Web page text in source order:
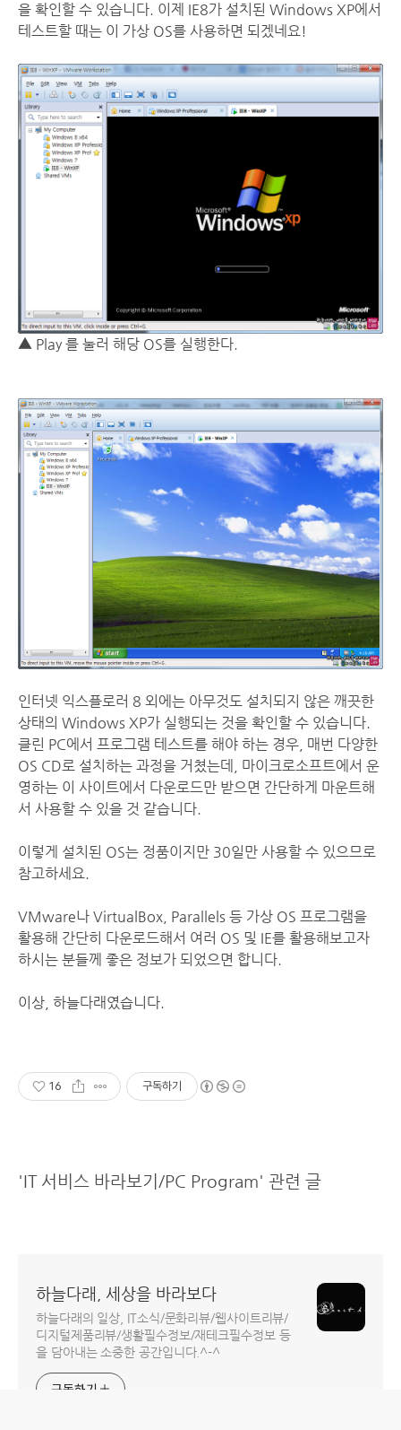
을 확인할 수 있습니다. 이제 IE8가 설치된 Windows XP에서
테스트할 때는 이 가상 OS를 사용하면 되겠네요!
▲ Play 를 눌러 해당 OS를 실행한다.
인터넷 익스플로러 8 외에는 아무것도 설치되지 않은 깨끗한
상태의 Windows XP가 실행되는 것을 확인할 수 있습니다.
클린 PC에서 프로그램 테스트를 해야 하는 경우, 매번 다양한
OS CD로 설치하는 과정을 거쳤는데, 마이크로소프트에서 운
영하는 이 사이트에서 다운로드만 받으면 간단하게 마운트해
서 사용할 수 있을 것 같습니다.
이렇게 설치된 OS는 정품이지만 30일만 사용할 수 있으므로
참고하세요.
VMware나 VirtualBox, Parallels 등 가상 OS 프로그램을
활용해 간단히 다운로드해서 여러 OS 및 IE를 활용해보고자
하시는 분들께 좋은 정보가 되었으면 합니다.
이상, 하늘다래였습니다.
16 구독하기
'IT 서비스 바라보기/PC Program' 관련 글
하늘다래, 세상을 바라보다
하늘다래의 일상, IT소식/문화리뷰/웹사이트리뷰/
디지털제품리뷰/생활필수정보/재테크필수정보 등
을 담아내는 소중한 공간입니다.^-^
구독하기